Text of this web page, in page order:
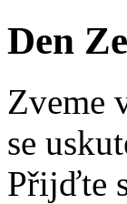
Den
Zveme
se
Přijďte